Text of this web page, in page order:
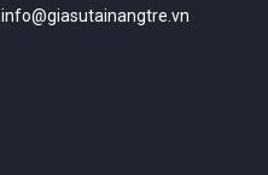
info@giasutainangtre.vn